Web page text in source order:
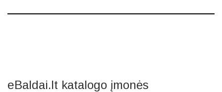
eBaldai.lt katalogo įmonės